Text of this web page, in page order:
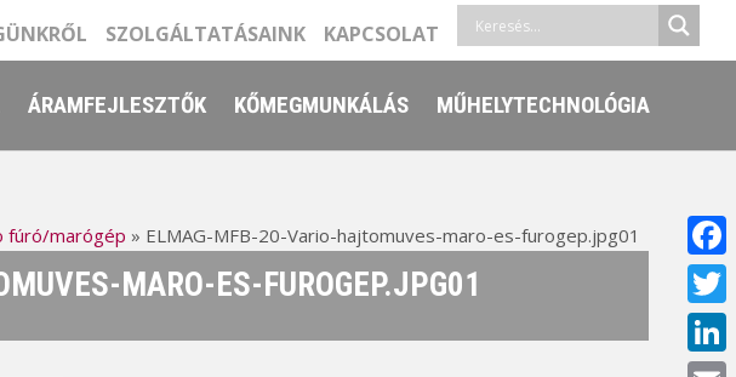
SZOLGÁLTATÁSAINK KAPCSOLAT
ÁRAMFEJLESZTŐK KŐMEGMUNKÁLÁS MŰHELYTECHNOLÓGIA
fúró/marógép » ELMAG-MFB-20-Vario-hajtomuves-maro-es-furogep.jpg01
MARO-ES-FUROGEP.JPG01